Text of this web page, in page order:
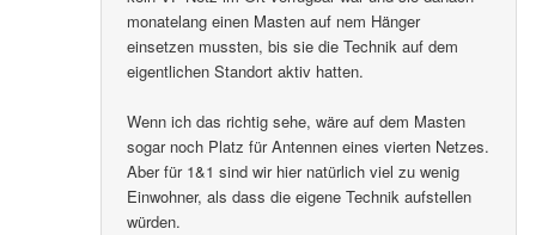
monatelang einen Masten auf nem Hänger
einsetzen mussten, bis sie die Technik auf dem
eigentlichen Standort aktiv hatten.
Wenn ich das richtig sehe, wäre auf dem Masten
sogar noch Platz für Antennen eines vierten Netzes.
Aber für 1&1 sind wir hier natürlich viel zu wenig
Einwohner, als dass die eigene Technik aufstellen
würden.